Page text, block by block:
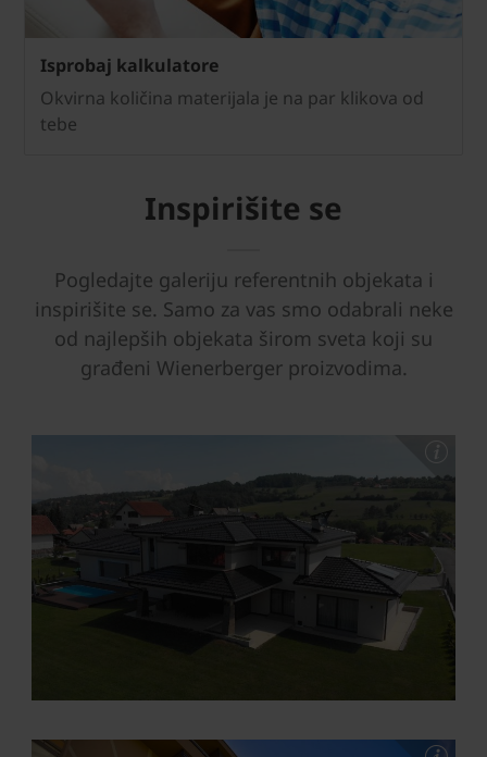
Isprobaj kalkulatore
Okvirna količina materijala je na par klikova od
tebe
Inspirišite se
Pogledajte galeriju referentnih objekata i
inspirišite se. Samo za vas smo odabrali neke
od najlepših objekata širom sveta koji su
građeni Wienerberger proizvodima.